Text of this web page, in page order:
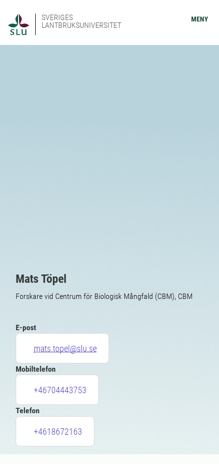
SVERIGES
LANTBRUKSUNIVERSITET
MENY
Mats Töpel
Forskare vid Centrum för Biologisk Mångfald (CBM), CBM
E-post
mats.topel@slu.se
Mobiltelefon
+46704443753
Telefon
+4618672163